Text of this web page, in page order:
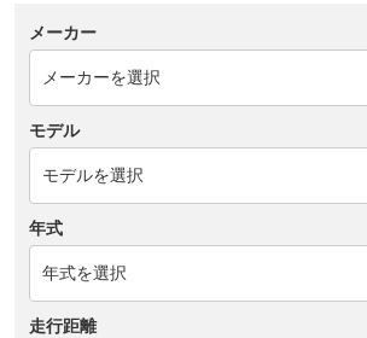
メーカー
モデル
年式
走行距離